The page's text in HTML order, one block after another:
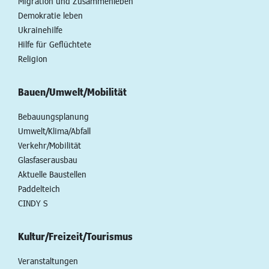
Demokratie leben
Ukrainehilfe
Hilfe für Geflüchtete
Religion
Bauen/Umwelt/Mobilität
Bebauungsplanung
Umwelt/Klima/Abfall
Verkehr/Mobilität
Glasfaserausbau
Aktuelle Baustellen
Paddelteich
CINDY S
Kultur/Freizeit/Tourismus
Veranstaltungen